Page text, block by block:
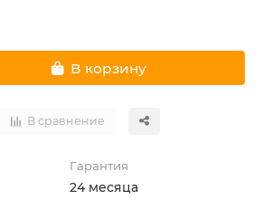
В корзину
В сравнение
Гарантия
24 месяца